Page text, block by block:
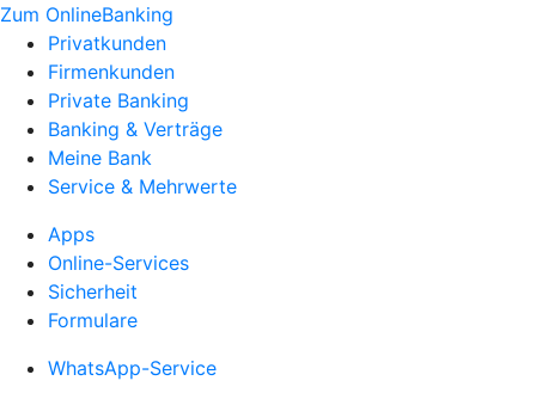
Zum OnlineBanking
Privatkunden
Firmenkunden
Private Banking
Banking & Verträge
Meine Bank
Service & Mehrwerte
Apps
Online-Services
Sicherheit
Formulare
WhatsApp-Service